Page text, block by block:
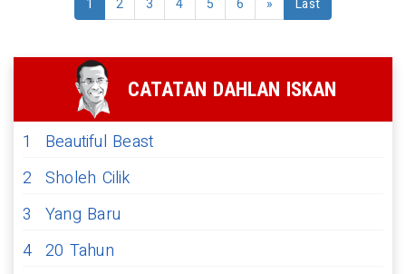
1 2 3 4 5 6 » Last
CATATAN DAHLAN ISKAN
1
Beautiful Beast
2 Sholeh Cilik
3
Yang Baru
4 20 Tahun